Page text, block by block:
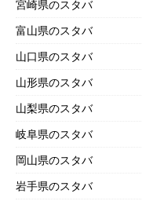
宮崎県のスタバ
富山県のスタバ
山口県のスタバ
山形県のスタバ
山梨県のスタバ
岐阜県のスタバ
岡山県のスタバ
岩手県のスタバ